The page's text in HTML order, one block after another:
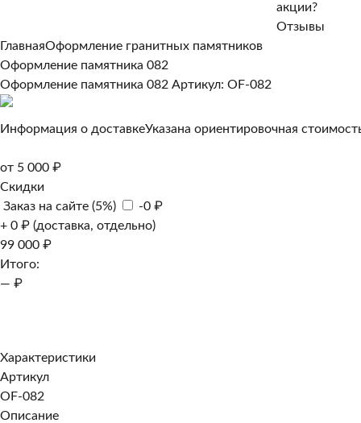
акции?
Отзывы
ГлавнаяОформление гранитных памятников
Оформление памятника 082
Оформление памятника 082 Артикул: OF-082
Информация о доставкеУказана ориентировочная
от 5 000 ₽
Скидки
Заказ на сайте (5%)
-0 ₽
+ 0 ₽ (доставка, отдельно)
99 000 ₽
Итого:
— ₽
Характеристики
Артикул
OF-082
Описание